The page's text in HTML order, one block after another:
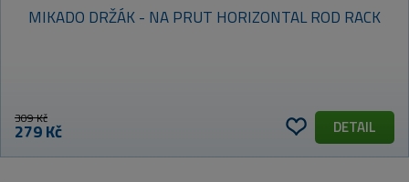
MIKADO DRŽÁK - NA PRUT HORIZONTAL ROD RACK
309 Kč
279 Kč DETAIL